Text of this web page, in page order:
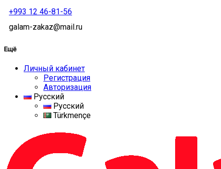
+993 12 46-81-56
galam-zakaz@mail.ru
Ещё
Личный кабинет
Регистрация
Авторизация
Русский
Русский
Türkmençe